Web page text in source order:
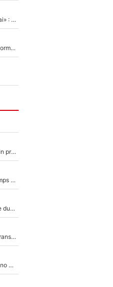
Mercato - OM - «Dès que je prends un club, je t’appellerai» : La promesse de Marcelino au moment de claquer la porte
Victime de racisme contre Murray, Kyrgios pousse un énorme coup de gueule !
Rester à Barcelone ou partir au PSG, Ferran Torres a enfin pris sa décision : La course contre la montre est lancée !
Le jour où Zinedine Zidane a fait craquer Didier Deschamps en équipe de France : «Je m’en suis voulu», l’ancien sélectionneur a regretté son geste !
Scandale dans la vie privée de Michael Olise : L’annonce du Bayern Munich sur son enfant caché
Yan Diomandé au Real Madrid : La photo qui met fin au transfert de l’été !
Du PSG à la tête de la FIFA pour remplacer Gianni Infantino ? «Il serait un mauvais président», le patron de la Liga s'attaque à Nasser Al-Khelaïfi !